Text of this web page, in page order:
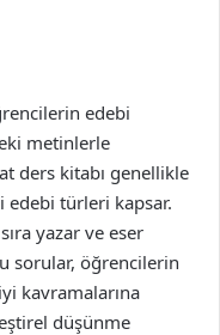
edebi
metinlerle
ders kitabı genellikle
türleri kapsar.
yazar ve eser
sorular, öğrencilerin
kavramalarına
düşünme